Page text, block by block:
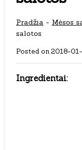
Pradžia - Mėsos
salotos
Posted on2018-
Ingredientai: